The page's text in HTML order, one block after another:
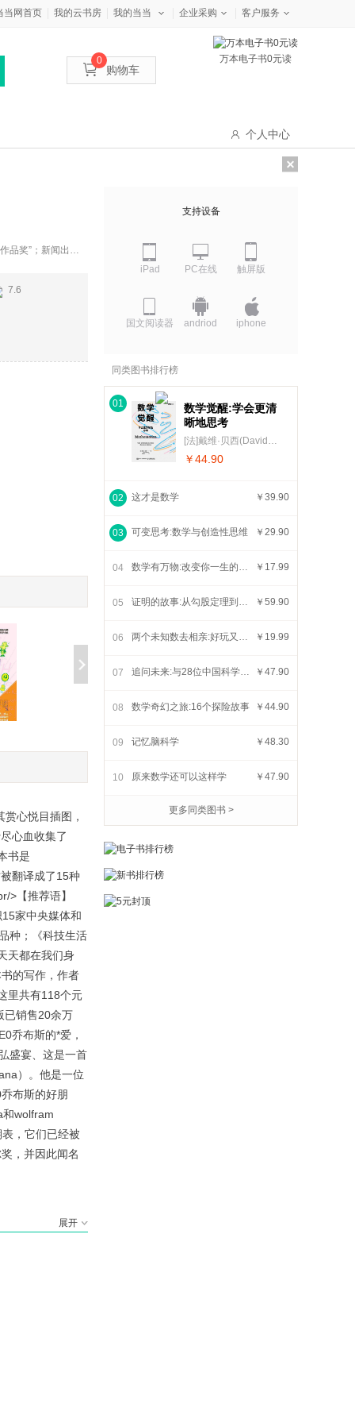
当网首页 我的云书房 我的当当 企业采购 客户服务
万本电子书0元读
购物车
0
个人中心
品奖”；新闻出版
7.6
现代数学
学家的前沿对话
心悦目插图，
心血收集了
书是
翻译成了15种
>【推荐语】
家中央媒体和
种；《科技生活
天都在我们身
的写作，作者
里共有118个元
已销售20余万
乔布斯的*爱，
盛宴、这是一首
）。他是一位
布斯的好朋
wolfram
，它们已经被
，并因此闻名
展开
支持设备
iPad PC在线 触屏版
国文阅读器 andriod iphone
同类图书排行榜
01
数学觉醒:学会更清
晰地思考
[法]戴维·贝西(David Bessis) 著
￥44.90
02 这才是数学 ￥39.90
03 可变思考:数学与创造性思维 ￥29.90
04 数学有万物:改变你一生的36堂数学课 ￥17.99
05 证明的故事:从勾股定理到现代数学 ￥59.90
06 两个未知数去相亲:好玩又烧脑的数学谜题 ￥19.99
07 追问未来:与28位中国科学家的前沿对话 ￥47.90
08 数学奇幻之旅:16个探险故事 ￥44.90
09 记忆脑科学 ￥48.30
10 原来数学还可以这样学 ￥47.90
更多同类图书 >